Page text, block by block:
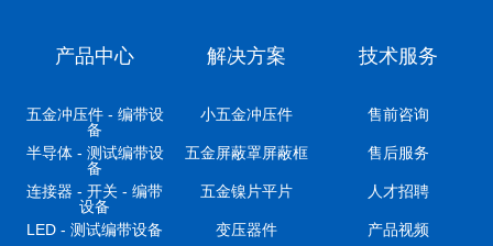
产品中心
五金冲压件 - 编带设
备
半导体 - 测试编带设
备
连接器 - 开关 - 编带
设备
LED - 测试编带设备
解决方案
小五金冲压件
五金屏蔽罩屏蔽框
五金镍片平片
变压器件
技术服务
售前咨询
售后服务
人才招聘
产品视频